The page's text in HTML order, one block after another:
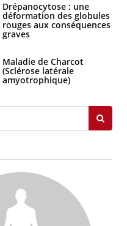
Drépanocytose : une
déformation des globules
rouges aux conséquences
graves
Maladie de Charcot
(Sclérose latérale
amyotrophique)